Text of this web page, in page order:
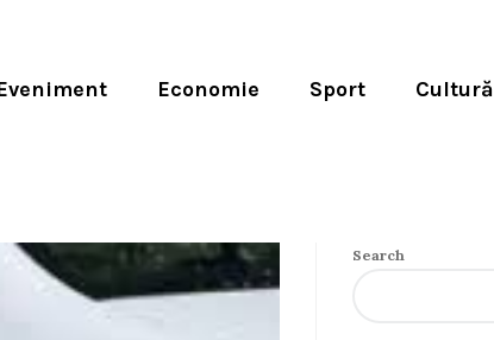
Economie Sport Cultură
Search